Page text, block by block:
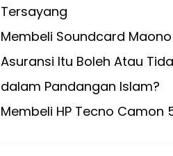
Tersayang
Membeli Soundcard Maono
Asuransi Itu Boleh Atau
dalam Pandangan Islam?
Membeli HP Tecno Camon